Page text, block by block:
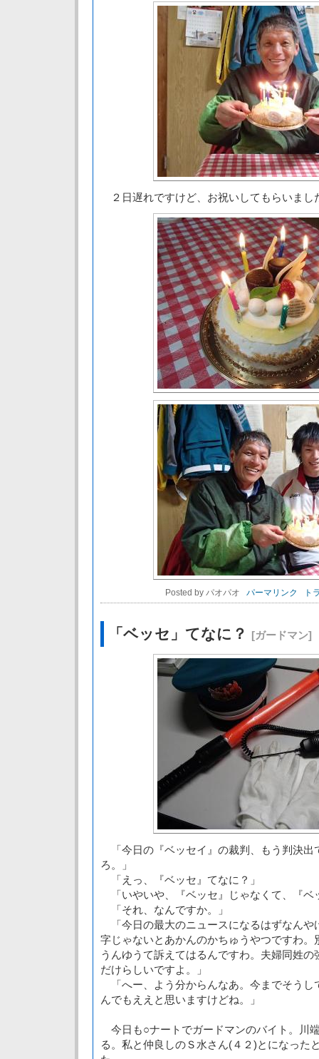
２日遅れですけど、お祝いしてもらいまし
Posted by パオパオ パーマリンク ト
「ベッセ」てなに？ [ガードマン]
「今日の『ベッセイ』の裁判、もう判決出
ろ。」
「えっ、『ベッセ』てなに？」
「いやいや、『ベッセ』じゃなくて、『ベ
「それ、なんですか。」
「今日の最大のニュースになるはずなんや
字じゃないとあかんのかちゅうやつですわ。
うんゆうて訴えてはるんですわ。夫婦同姓
だけらしいですよ。」
「へー、よう分からんなあ。今までそうし
んでもええと思いますけどね。」
今日も○ナートでガードマンのバイト。川
る。私と仲良しのＳ水さん(４２)とになった